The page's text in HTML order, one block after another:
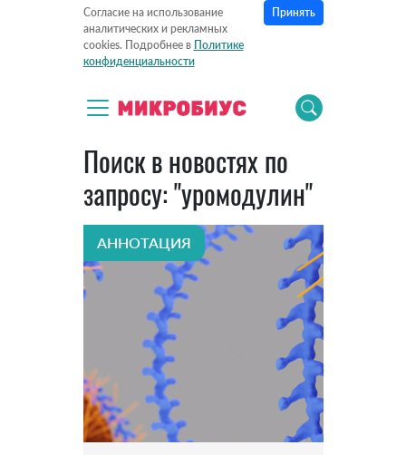
Согласие на использование
аналитических и рекламных
cookies. Подробнее в Политике
конфиденциальности
Принять
Поиск в новостях по
запросу: "уромодулин"
АННОТАЦИЯ